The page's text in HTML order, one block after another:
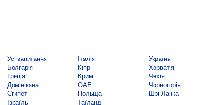
Усі запитання
Болгарія
Греція
Домінікана
Єгипет
Ізраїль
Італія
Кіпр
Крим
ОАЕ
Польща
Таїланд
Україна
Хорватія
Чехія
Чорногорія
Шрі-Ланка